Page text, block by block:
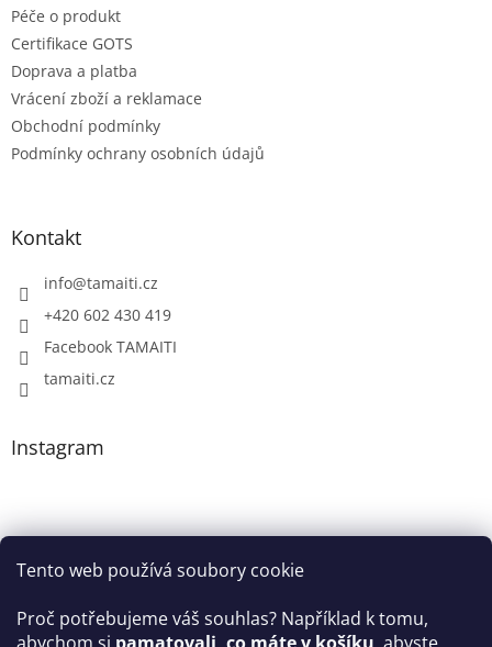
Tento web používá soubory cookie
Proč potřebujeme váš souhlas? Například k tomu,
Péče o produkt
Certifikace GOTS
Doprava a platba
Vrácení zboží a reklamace
Obchodní podmínky
Podmínky ochrany osobních údajů
Kontakt
info@tamaiti.cz
+420 602 430 419
Facebook TAMAITI
tamaiti.cz
Instagram